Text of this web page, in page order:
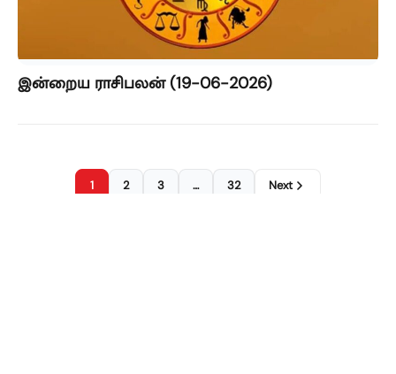
இன்றைய ராசிபலன் (19-06-2026)
1 2 3 … 32 Next